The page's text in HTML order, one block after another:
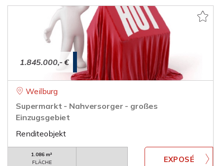
1.845.000,- €
Weilburg
Supermarkt - Nahversorger - großes
Einzugsgebiet
Renditeobjekt
1.086 m²
FLÄCHE